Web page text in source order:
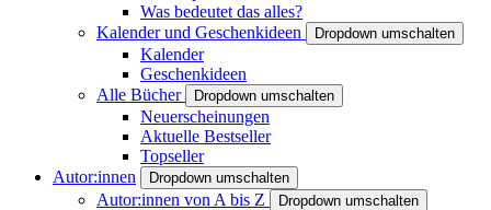
Was bedeutet das alles?
Kalender und Geschenkideen
Dropdown umschalten
Kalender
Geschenkideen
Alle Bücher
Dropdown umschalten
Neuerscheinungen
Aktuelle Bestseller
Topseller
Autor:innen
Dropdown umschalten
Autor:innen von A bis Z Dropdown umschalten